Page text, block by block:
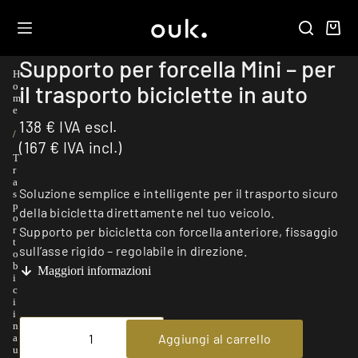
H
o
m
e
/
T
r
a
s
p
o
r
t
o
b
i
c
i
i
n
a
u
Supporto per forcella Mini – per
il trasporto biciclette in auto
138 € IVA escl.
(167 € IVA incl.)
Soluzione semplice e intelligente per il trasporto sicuro
della bicicletta direttamente nel tuo veicolo.
Supporto per bicicletta con forcella anteriore, fissaggio
sull’asse rigido – regolabile in direzione.
Maggiori informazioni
Aggiungi al carrello